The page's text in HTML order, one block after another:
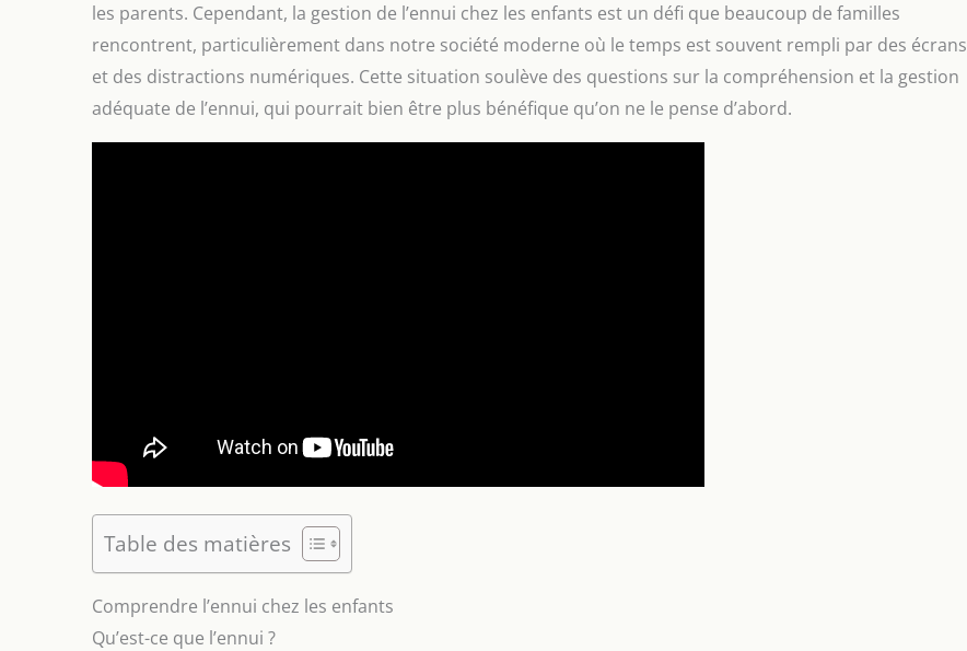
les parents. Cependant, la gestion de l’ennui chez les enfants est un défi que beaucoup de familles
rencontrent, particulièrement dans notre société moderne où le temps est souvent rempli par des écrans
et des distractions numériques. Cette situation soulève des questions sur la compréhension et la gestion
adéquate de l’ennui, qui pourrait bien être plus bénéfique qu’on ne le pense d’abord.
Table des matières
Comprendre l’ennui chez les enfants
Qu’est-ce que l’ennui ?